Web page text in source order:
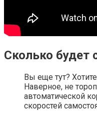
Сколько будет
Вы еще тут?
Наверное, не
автоматической
скоростей